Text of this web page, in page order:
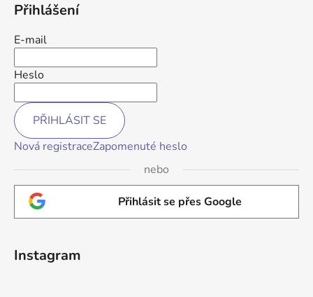
Přihlášení
E-mail
Heslo
PŘIHLÁSIT SE
Nová registraceZapomenuté heslo
nebo
Přihlásit se přes Google
Instagram